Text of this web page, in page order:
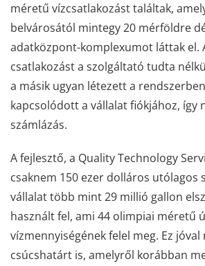
méretű vízcsatlakozást találtak,
belvárosától mintegy 20 mérföldre
adatközpont-komplexumot láttak el.
csatlakozást a szolgáltató tudta
a másik ugyan létezett a
kapcsolódott a vállalat fiókjához, így
számlázás.
A fejlesztő, a Quality Technology
csaknem 150 ezer dolláros utólagos
vállalat több mint 29 millió gallon
használt fel, ami 44 olimpiai méretű
vízmennyiségének felel meg. Ez
csúcshatárt is, amelyről korábban